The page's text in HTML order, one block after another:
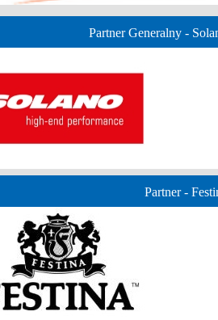
Partner Generalny -
Partner -